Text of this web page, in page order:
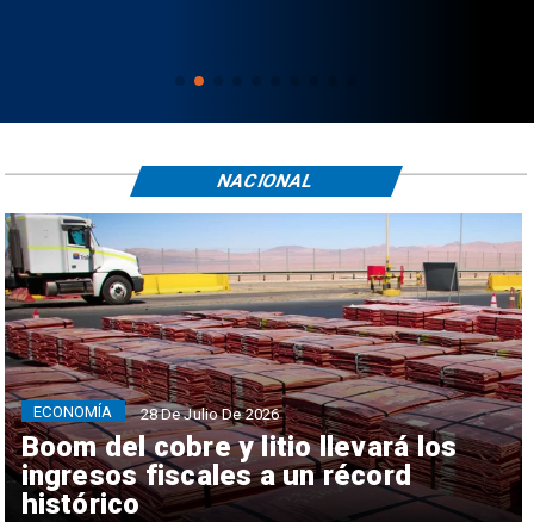
Boom del cobre y litio llevará los
ingresos fiscales a un récord
histórico
ECONOMÍA 28 De Julio De 2026
NACIONAL